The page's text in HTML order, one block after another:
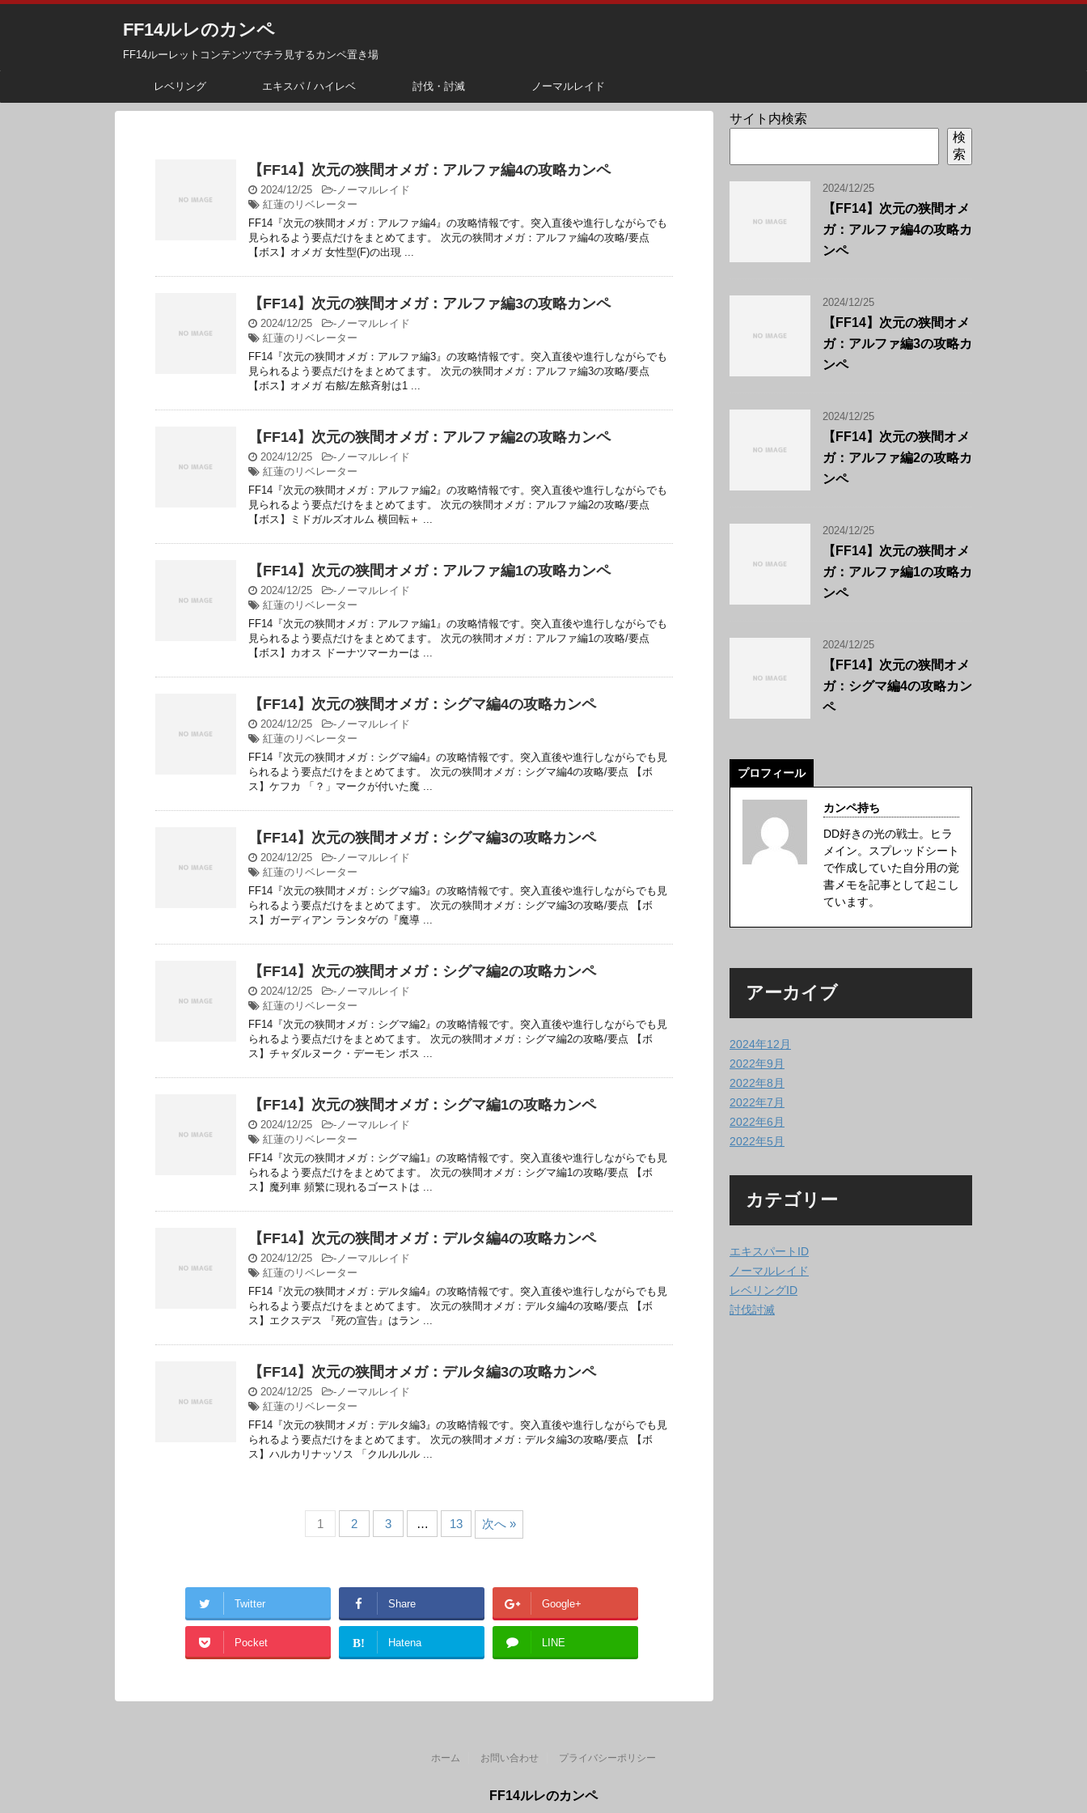
FF14ルレのカンペ
FF14ルーレットコンテンツでチラ見するカンペ置き場
レベリング エキスパ / ハイレベ 討伐・討滅 ノーマルレイド
【FF14】次元の狭間オメガ：アルファ編4の攻略カンペ
2024/12/25 - ノーマルレイド
紅蓮のリベレーター
FF14『次元の狭間オメガ：アルファ編4』の攻略情報です。突入直後や進行しながらでも
見られるよう要点だけをまとめてます。 次元の狭間オメガ：アルファ編4の攻略/要点
【ボス】オメガ 女性型(F)の出現 ...
【FF14】次元の狭間オメガ：アルファ編3の攻略カンペ
2024/12/25 - ノーマルレイド
紅蓮のリベレーター
FF14『次元の狭間オメガ：アルファ編3』の攻略情報です。突入直後や進行しながらでも
見られるよう要点だけをまとめてます。 次元の狭間オメガ：アルファ編3の攻略/要点
【ボス】オメガ 右舷/左舷斉射は1 ...
【FF14】次元の狭間オメガ：アルファ編2の攻略カンペ
2024/12/25 - ノーマルレイド
紅蓮のリベレーター
FF14『次元の狭間オメガ：アルファ編2』の攻略情報です。突入直後や進行しながらでも
見られるよう要点だけをまとめてます。 次元の狭間オメガ：アルファ編2の攻略/要点
【ボス】ミドガルズオルム 横回転＋ ...
【FF14】次元の狭間オメガ：アルファ編1の攻略カンペ
2024/12/25 - ノーマルレイド
紅蓮のリベレーター
FF14『次元の狭間オメガ：アルファ編1』の攻略情報です。突入直後や進行しながらでも
見られるよう要点だけをまとめてます。 次元の狭間オメガ：アルファ編1の攻略/要点
【ボス】カオス ドーナツマーカーは ...
【FF14】次元の狭間オメガ：シグマ編4の攻略カンペ
2024/12/25 - ノーマルレイド
紅蓮のリベレーター
FF14『次元の狭間オメガ：シグマ編4』の攻略情報です。突入直後や進行しながらでも見
られるよう要点だけをまとめてます。 次元の狭間オメガ：シグマ編4の攻略/要点 【ボ
ス】ケフカ 「？」マークが付いた魔 ...
【FF14】次元の狭間オメガ：シグマ編3の攻略カンペ
2024/12/25 - ノーマルレイド
紅蓮のリベレーター
FF14『次元の狭間オメガ：シグマ編3』の攻略情報です。突入直後や進行しながらでも見
られるよう要点だけをまとめてます。 次元の狭間オメガ：シグマ編3の攻略/要点 【ボ
ス】ガーディアン ランタゲの『魔導 ...
【FF14】次元の狭間オメガ：シグマ編2の攻略カンペ
2024/12/25 - ノーマルレイド
紅蓮のリベレーター
FF14『次元の狭間オメガ：シグマ編2』の攻略情報です。突入直後や進行しながらでも見
られるよう要点だけをまとめてます。 次元の狭間オメガ：シグマ編2の攻略/要点 【ボ
ス】チャダルヌーク・デーモン ボス ...
【FF14】次元の狭間オメガ：シグマ編1の攻略カンペ
2024/12/25 - ノーマルレイド
紅蓮のリベレーター
FF14『次元の狭間オメガ：シグマ編1』の攻略情報です。突入直後や進行しながらでも見
られるよう要点だけをまとめてます。 次元の狭間オメガ：シグマ編1の攻略/要点 【ボ
ス】魔列車 頻繁に現れるゴーストは ...
【FF14】次元の狭間オメガ：デルタ編4の攻略カンペ
2024/12/25 - ノーマルレイド
紅蓮のリベレーター
FF14『次元の狭間オメガ：デルタ編4』の攻略情報です。突入直後や進行しながらでも見
られるよう要点だけをまとめてます。 次元の狭間オメガ：デルタ編4の攻略/要点 【ボ
ス】エクスデス 『死の宣告』はラン ...
【FF14】次元の狭間オメガ：デルタ編3の攻略カンペ
2024/12/25 - ノーマルレイド
紅蓮のリベレーター
FF14『次元の狭間オメガ：デルタ編3』の攻略情報です。突入直後や進行しながらでも見
られるよう要点だけをまとめてます。 次元の狭間オメガ：デルタ編3の攻略/要点 【ボ
ス】ハルカリナッソス 「クルルルル ...
1 2 3 … 13 次へ »
Twitter Share Google+
Pocket B! Hatena LINE
サイト内検索
検
索
2024/12/25
【FF14】次元の狭間オメ
ガ：アルファ編4の攻略カ
ンペ
2024/12/25
【FF14】次元の狭間オメ
ガ：アルファ編3の攻略カ
ンペ
2024/12/25
【FF14】次元の狭間オメ
ガ：アルファ編2の攻略カ
ンペ
2024/12/25
【FF14】次元の狭間オメ
ガ：アルファ編1の攻略カ
ンペ
2024/12/25
【FF14】次元の狭間オメ
ガ：シグマ編4の攻略カン
ペ
プロフィール
カンペ持ち
DD好きの光の戦士。ヒラ
メイン。スプレッドシート
で作成していた自分用の覚
書メモを記事として起こし
ています。
アーカイブ
2024年12月
2022年9月
2022年8月
2022年7月
2022年6月
2022年5月
カテゴリー
エキスパートID
ノーマルレイド
レベリングID
討伐討滅
ホーム お問い合わせ プライバシーポリシー
FF14ルレのカンペ